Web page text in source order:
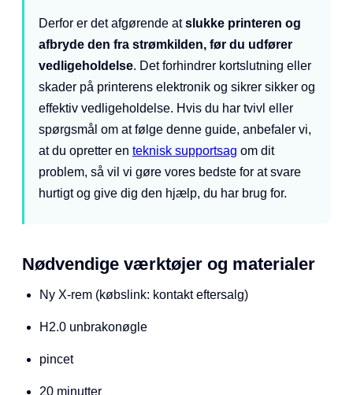
Derfor er det afgørende atslukke printeren og
afbryde den fra strømkilden, før du udfører
vedligeholdelse. Det forhindrer kortslutning eller
skader på printerens elektronik og sikrer sikker og
effektiv vedligeholdelse. Hvis du har tvivl eller
spørgsmål om at følge denne guide, anbefaler vi,
at du opretter en teknisk supportsag om dit
problem, så vil vi gøre vores bedste for at svare
hurtigt og give dig den hjælp, du har brug for.
Nødvendige værktøjer og materialer
Ny X-rem (købslink: kontakt eftersalg)
H2.0 unbrakonøgle
pincet
20 minutter